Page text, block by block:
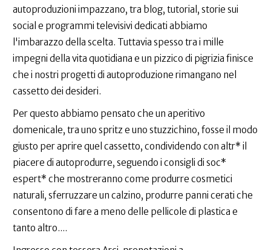
autoproduzioni impazzano, tra blog, tutorial, storie sui
social e programmi televisivi dedicati abbiamo
l'imbarazzo della scelta. Tuttavia spesso tra i mille
impegni della vita quotidiana e un pizzico di pigrizia finisce
che i nostri progetti di autoproduzione rimangano nel
cassetto dei desideri.
Per questo abbiamo pensato che un aperitivo
domenicale, tra uno spritz e uno stuzzichino, fosse il modo
giusto per aprire quel cassetto, condividendo con altr* il
piacere di autoprodurre, seguendo i consigli di soc*
espert* che mostreranno come produrre cosmetici
naturali, sferruzzare un calzino, produrre panni cerati che
consentono di fare a meno delle pellicole di plastica e
tanto altro....